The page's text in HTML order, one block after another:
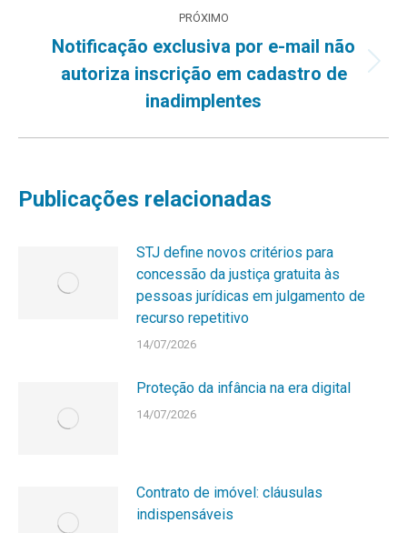
PRÓXIMO
Próximo
post:
Notificação exclusiva por e-mail não
autoriza inscrição em cadastro de
inadimplentes
Publicações relacionadas
STJ define novos critérios para
concessão da justiça gratuita às
pessoas jurídicas em julgamento de
recurso repetitivo
14/07/2026
Proteção da infância na era digital
14/07/2026
Contrato de imóvel: cláusulas
indispensáveis